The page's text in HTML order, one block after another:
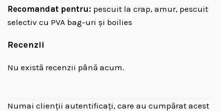
Recomandat pentru: pescuit la crap, amur, pescuit
selectiv cu PVA bag-uri și boilies
Recenzii
Nu există recenzii până acum.
Numai clienții autentificați, care au cumpărat acest